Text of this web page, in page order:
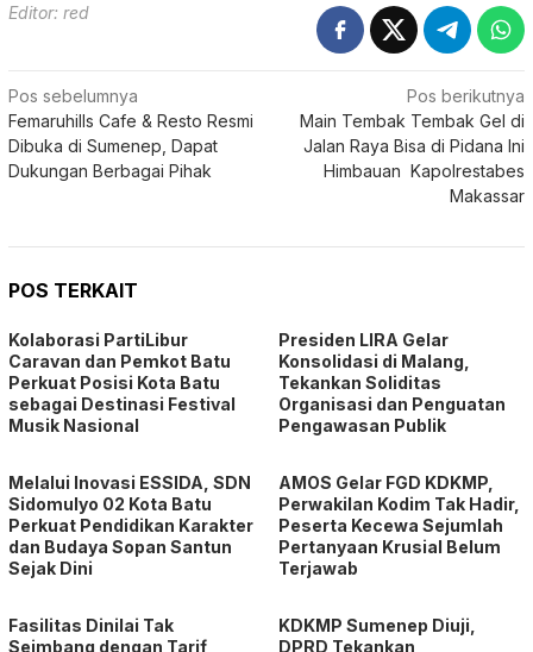
Editor: red
Navigasi
pos
Pos sebelumnya
Femaruhills Cafe & Resto Resmi
Dibuka di Sumenep, Dapat
Dukungan Berbagai Pihak
Pos berikutnya
Main Tembak Tembak Gel di
Jalan Raya Bisa di Pidana Ini
Himbauan Kapolrestabes
Makassar
POS TERKAIT
Kolaborasi PartiLibur
Caravan dan Pemkot Batu
Perkuat Posisi Kota Batu
sebagai Destinasi Festival
Musik Nasional
Presiden LIRA Gelar
Konsolidasi di Malang,
Tekankan Soliditas
Organisasi dan Penguatan
Pengawasan Publik
Melalui Inovasi ESSIDA, SDN
Sidomulyo 02 Kota Batu
Perkuat Pendidikan Karakter
dan Budaya Sopan Santun
Sejak Dini
AMOS Gelar FGD KDKMP,
Perwakilan Kodim Tak Hadir,
Peserta Kecewa Sejumlah
Pertanyaan Krusial Belum
Terjawab
Fasilitas Dinilai Tak
Seimbang dengan Tarif,
KDKMP Sumenep Diuji,
DPRD Tekankan